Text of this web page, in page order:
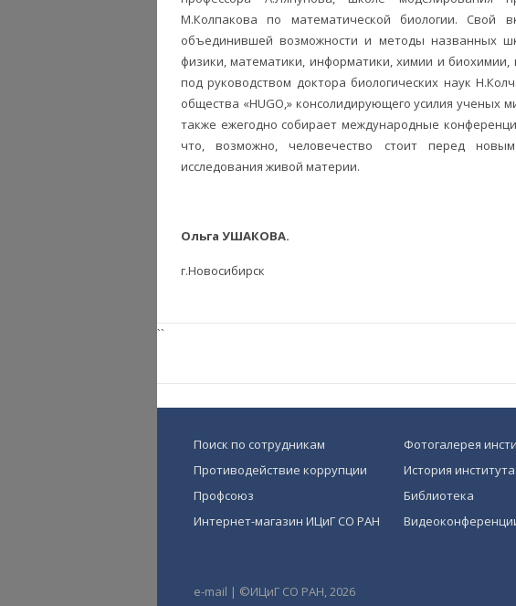
М.Колпакова по математической биологии. Свой
объединившей возможности и методы названных
физики, математики, информатики, химии и
под руководством доктора биологических наук
общества «HUGO,» консолидирующего усилия
также ежегодно собирает международные
что, возможно, человечество стоит перед
исследования живой материи.
Ольга УШАКОВА.
г.Новосибирск
``
Поиск по сотрудникам
Противодействие коррупции
Профсоюз
Интернет-магазин ИЦиГ СО РАН
Фотогалерея
История института
Библиотека
e-mail | ©ИЦиГ СО РАН, 2026